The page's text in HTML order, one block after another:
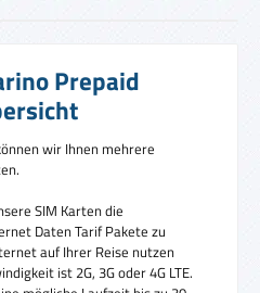
Prepaid
wir Ihnen mehrere
SIM Karten die
Daten Tarif Pakete zu
auf Ihrer Reise nutzen
ist 2G, 3G oder 4G LTE.